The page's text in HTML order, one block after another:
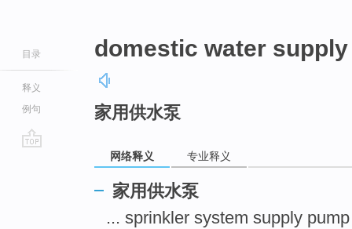
目录
释义
例句
domestic water
家用供水泵
网络释义 专业释义
家用供水泵
... sprinkler system supply